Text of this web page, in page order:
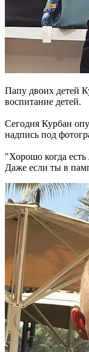
Папу двоих детей
воспитание детей.
Сегодня Курбан
надпись под
"Хорошо когда
Даже если ты в